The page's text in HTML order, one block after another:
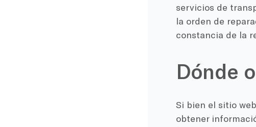
servicios de
la orden de
constancia de la
Dónde
Si bien el sitio
obtener